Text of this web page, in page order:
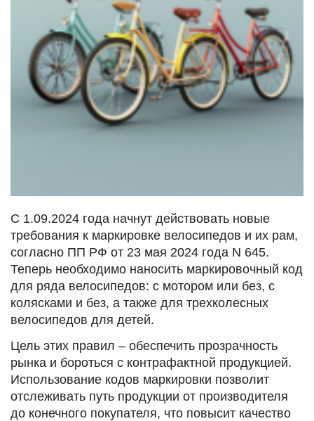
С 1.09.2024 года начнут действовать новые
требования к маркировке велосипедов и их рам,
согласно ПП РФ от 23 мая 2024 года N 645.
Теперь необходимо наносить маркировочный код
для ряда велосипедов: с мотором или без, с
колясками и без, а также для трехколесных
велосипедов для детей.
Цель этих правил – обеспечить прозрачность
рынка и бороться с контрафактной продукцией.
Использование кодов маркировки позволит
отслеживать путь продукции от производителя
до конечного покупателя, что повысит качество